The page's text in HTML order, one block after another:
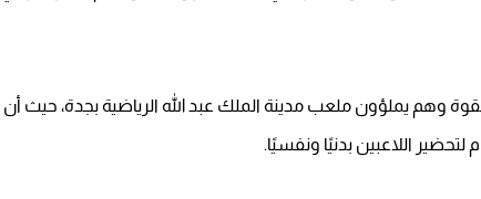
وهم يملؤون ملعب مدينة الملك عبد الله الرياضية بجدة، حيث أن
اللاعبين بدنيًا ونفسيًا.